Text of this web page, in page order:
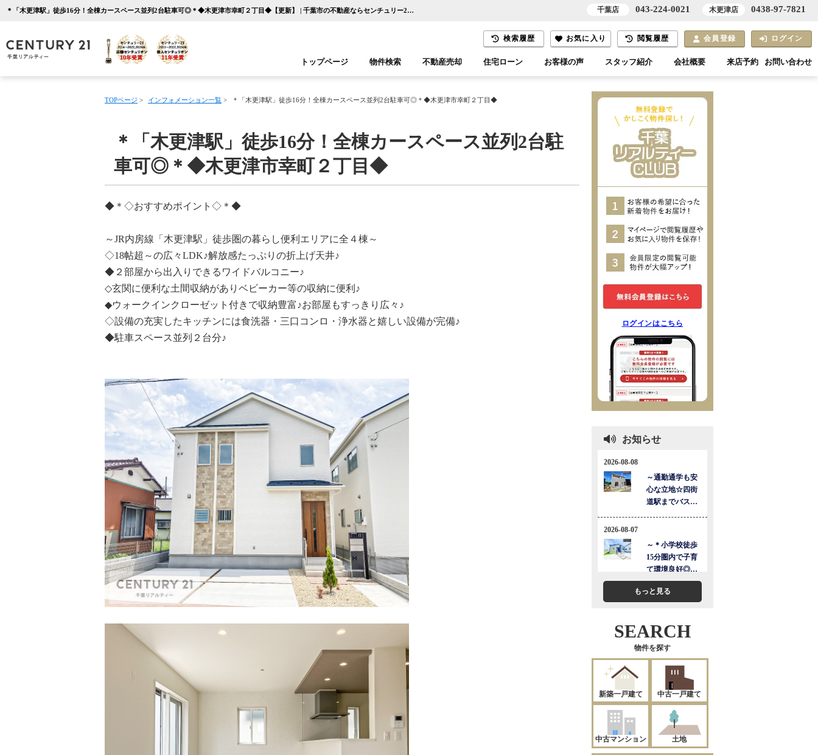
＊「木更津駅」徒歩16分！全棟カースペース並列2台駐車可◎＊◆木更津市幸町２丁目◆【更新】 | 千葉市の不動産ならセンチュリー21千葉リアルティー
検索履歴 お気に入り 閲覧履歴 会員登録 ログイン
トップページ 物件検索
千葉エリア 木更津エリア
不動産売却 住宅ローン お客様の声 スタッフ紹介 会社概要 来店予約 お問い合わせ
TOPページ > インフォメーション一覧 > ＊「木更津駅」徒歩16分！全棟カースペース並列2台駐車可◎＊◆木更津市幸町２丁目◆
＊「木更津駅」徒歩16分！全棟カースペース並列2台駐
車可◎＊◆木更津市幸町２丁目◆
◆＊◇おすすめポイント◇＊◆
～JR内房線「木更津駅」徒歩圏の暮らし便利エリアに全４棟～
◇18帖超～の広々LDK♪解放感たっぷりの折上げ天井♪
◆２部屋から出入りできるワイドバルコニー♪
◇玄関に便利な土間収納がありベビーカー等の収納に便利♪
◆ウォークインクローゼット付きで収納豊富♪お部屋もすっきり広々♪
◇設備の充実したキッチンには食洗器・三口コンロ・浄水器と嬉しい設備が完備♪
◆駐車スペース並列２台分♪
ログインはこちら
お知らせ
もっと見る
SEARCH
物件を探す
新築一戸建て 中古一戸建て
中古マンション 土地
千葉店 043-224-0021 木更津店 0438-97-7821